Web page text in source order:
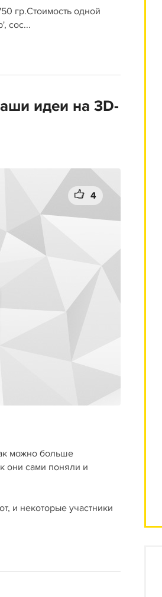
гр.Стоимость одной
сос...
идеи на 3D-
4
можно больше
они сами поняли и
и некоторые участники